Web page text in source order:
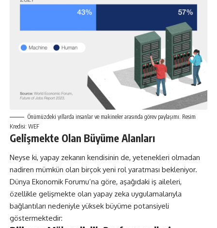
Önümüzdeki yıllarda insanlar ve makineler arasında görev paylaşımı. Resim
Kredisi: WEF
Gelişmekte Olan Büyüme Alanları
Neyse ki, yapay zekanın kendisinin de, yetenekleri olmadan
nadiren mümkün olan birçok yeni rol yaratması bekleniyor.
Dünya Ekonomik Forumu’na göre, aşağıdaki iş aileleri,
özellikle gelişmekte olan yapay zeka uygulamalarıyla
bağlantıları nedeniyle yüksek büyüme potansiyeli
göstermektedir: